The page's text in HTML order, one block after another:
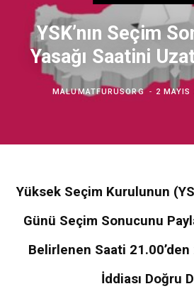
YSK’nın Seçim
Yasağı Saatini
MALUMATFURUSORG 2 MAYIS
Yüksek Seçim Kurulunun
Günü Seçim Sonucunu
Belirlenen Saati 21.00’den
İddiası Doğru